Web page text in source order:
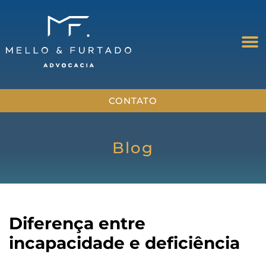
CONTATO
Blog
Diferença entre
incapacidade e deficiência